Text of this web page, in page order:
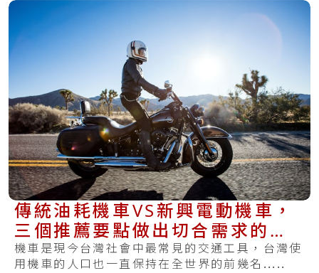
傳統油耗機車VS新興電動機車，
三個推薦要點做出切合需求的好
選擇！
機車是現今台灣社會中最常見的交通工具，台灣使
用機車的人口也一直保持在全世界的前幾名.....